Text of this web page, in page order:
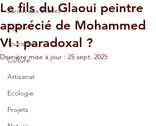
Jardin aux Etoiles
Agadir
Tourisme
Culture
Artisanat
Ecologie
Projets
Le fils du Glaoui peintre
apprécié de Mohammed
VI : paradoxal ?
Dernière mise à jour : 25 sept. 2025